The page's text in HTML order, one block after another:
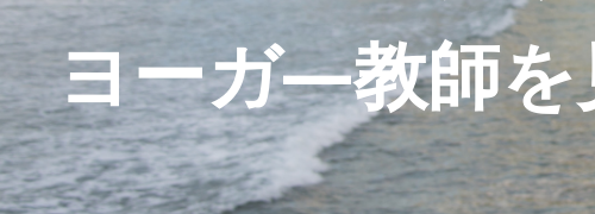
ヨーガ―教師を